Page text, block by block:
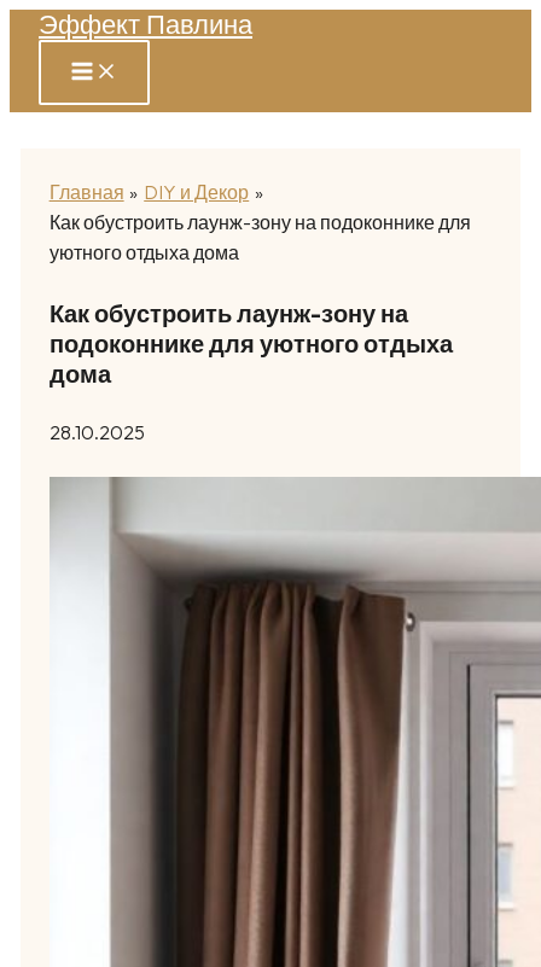
Перейти
содержимому
Эффект Павлина
Главная
DIY и Декор
Как обустроить лаунж-зону на подоконнике для
уютного отдыха дома
Как обустроить лаунж-зону на
подоконнике для уютного отдыха
дома
28.10.2025